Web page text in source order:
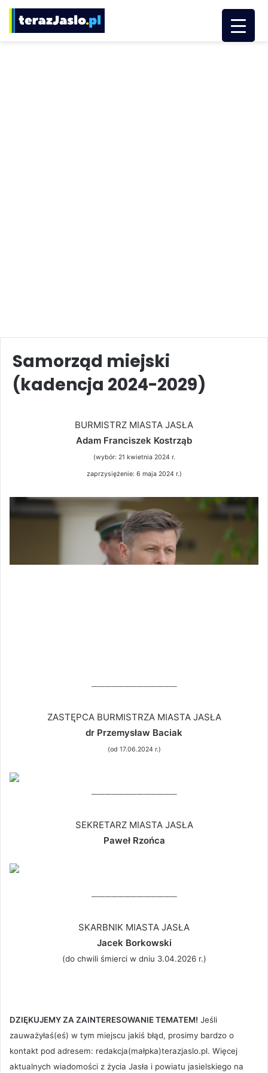
Samorząd miejski
(kadencja 2024-2029)
BURMISTRZ MIASTA JASŁA
Adam Franciszek Kostrząb
(wybór: 21 kwietnia 2024 r.
zaprzysiężenie: 6 maja 2024 r.)
—————————————
ZASTĘPCA BURMISTRZA MIASTA JASŁA
dr Przemysław Baciak
(od 17.06.2024 r.)
—————————————
SEKRETARZ MIASTA JASŁA
Paweł Rzońca
—————————————
SKARBNIK MIASTA JASŁA
Jacek Borkowski
(do chwili śmierci w dniu 3.04.2026 r.)
DZIĘKUJEMY ZA ZAINTERESOWANIE TEMATEM! Jeśli
zauważyłaś(eś) w tym miejscu jakiś błąd, prosimy bardzo o
kontakt pod adresem: redakcja(małpka)terazjaslo.pl. Więcej
aktualnych wiadomości z życia Jasła i powiatu jasielskiego na